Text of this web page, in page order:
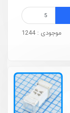
موجودی : 1244